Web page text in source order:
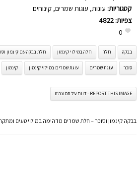
קטגוריות: עוגות, עוגות שמרים, קינוחים
צפיות: 4822
0
בבקה חלה חלה במילוי קינמון חלת בבקה עם קינמון
סוכר עוגת שמרים עוגת שמרים במילוי קינמון קינמון
REPORT THIS IMAGE - דווח על תמונה זו
בבקה קינמון וסוכר – חלת שמרים מדהימה במילוי טעים